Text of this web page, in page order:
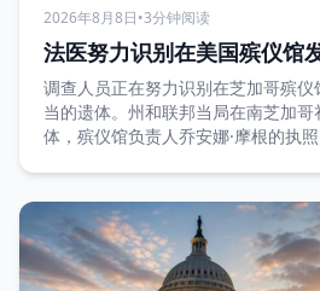
2026年8月8日•3分钟阅读
法医努力识别在美国殡仪馆
调查人员正在努力识别在芝加哥殡
当的遗体。州和联邦当局在南芝加
体，殡仪馆负责人乔安娜·摩根的执照